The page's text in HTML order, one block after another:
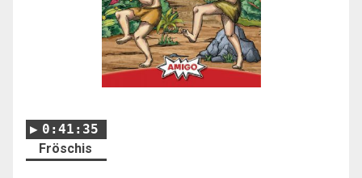
0:41:35
Fröschis